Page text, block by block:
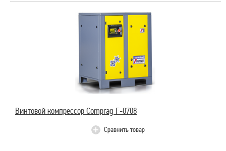
Винтовой компрессор Comprag F-0708
Сравнить товар